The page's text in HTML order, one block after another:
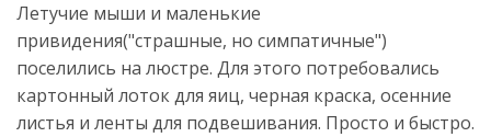
Летучие мыши и маленькие
привидения("страшные, но симпатичные")
поселились на люстре. Для этого потребовались
картонный лоток для яиц, черная краска, осенние
листья и ленты для подвешивания. Просто и быстро.